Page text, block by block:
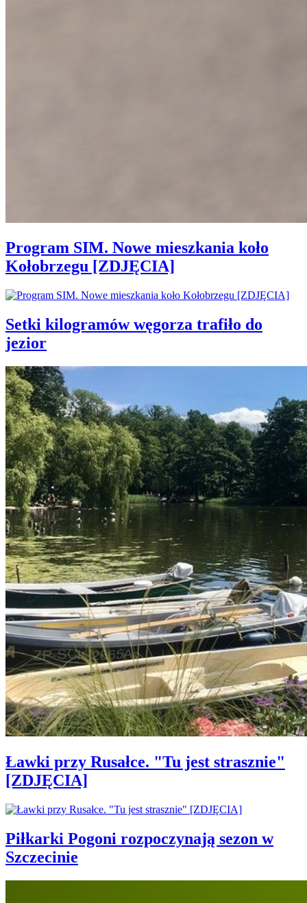
Program SIM. Nowe mieszkania koło
Kołobrzegu [ZDJĘCIA]
Setki kilogramów węgorza trafiło do
jezior
Ławki przy Rusałce. "Tu jest strasznie"
[ZDJĘCIA]
Piłkarki Pogoni rozpoczynają sezon w
Szczecinie